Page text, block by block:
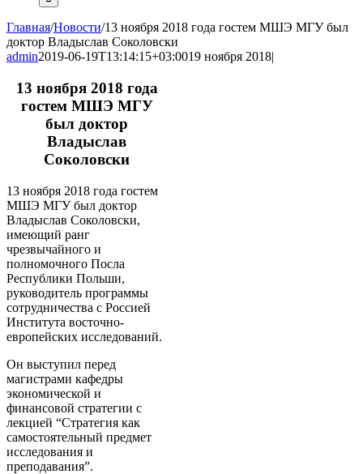
Главная/Новости/13 ноября 2018 года гостем МШЭ МГУ был
доктор Владыслав Соколовски
admin2019-06-19T13:14:15+03:0019 ноября 2018|
13 ноября 2018 года
гостем МШЭ МГУ
был доктор
Владыслав
Соколовски
13 ноября 2018 года гостем
МШЭ МГУ был доктор
Владыслав Соколовски,
имеющий ранг
чрезвычайного и
полномочного Посла
Республики Польши,
руководитель программы
сотрудничества с Россией
Института восточно-
европейских исследований.
Он выступил перед
магистрами кафедры
экономической и
финансовой стратегии с
лекцией “Стратегия как
самостоятельный предмет
исследования и
преподавания”.